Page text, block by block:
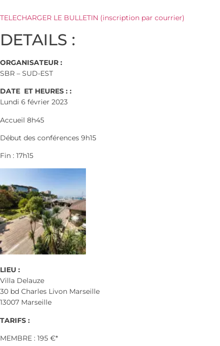
TELECHARGER LE BULLETIN (inscription par courrier)
DETAILS :
ORGANISATEUR :
SBR – SUD-EST
DATE ET HEURES : :
Lundi 6 février 2023
Accueil 8h45
Début des conférences 9h15
Fin : 17h15
LIEU :
Villa Delauze
30 bd Charles Livon Marseille
13007 Marseille
TARIFS :
MEMBRE : 195 €*